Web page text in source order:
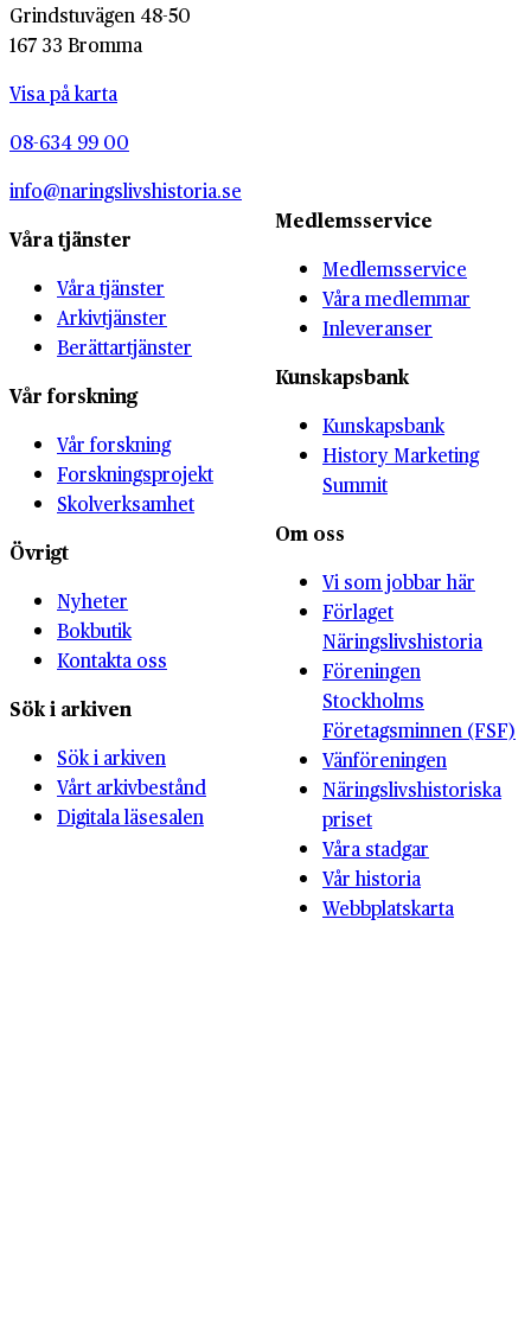
Grindstuvägen 48-50
167 33 Bromma
Visa på karta
08-634 99 00
info@naringslivshistoria.se
Våra tjänster
Våra tjänster
Arkivtjänster
Berättartjänster
Vår forskning
Vår forskning
Forskningsprojekt
Skolverksamhet
Övrigt
Nyheter
Bokbutik
Kontakta oss
Sök i arkiven
Sök i arkiven
Vårt arkivbestånd
Digitala läsesalen
Medlemsservice
Medlemsservice
Våra medlemmar
Inleveranser
Kunskapsbank
Kunskapsbank
History Marketing
Summit
Om oss
Vi som jobbar här
Förlaget
Näringslivshistoria
Föreningen
Stockholms
Företagsminnen (FSF)
Vänföreningen
Näringslivshistoriska
priset
Våra stadgar
Vår historia
Webbplatskarta